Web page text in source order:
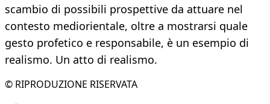
scambio di possibili prospettive da attuare nel
contesto mediorientale, oltre a mostrarsi quale
gesto profetico e responsabile, è un esempio di
realismo. Un atto di realismo.
© RIPRODUZIONE RISERVATA